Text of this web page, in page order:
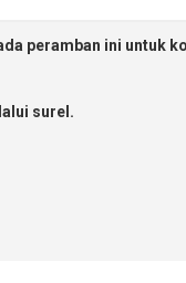
peramban ini untuk
surel.